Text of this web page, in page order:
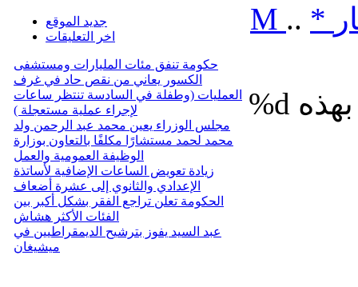
جديد الموقع
اخر التعليقات
حكومة تنفق مئات المليارات ومستشفى
الكسور يعاني من نقص حاد في غرف
العمليات (وطفلة في السادسة تنتظر ساعات
لإجراء عملية مستعجلة )
مجلس الوزراء يعين محمد عبد الرحمن ولد
محمد لحمد مستشارًا مكلفًا بالتعاون بوزارة
الوظيفة العمومية والعمل
زيادة تعويض الساعات الإضافية لأساتذة
الإعدادي والثانوي إلى عشرة أضعاف
الحكومة تعلن تراجع الفقر بشكل أكبر بين
الفئات الأكثر هشاش
عبد السيد يفوز بترشيح الديمقراطيين في
ميشيغان
M .. *
%d